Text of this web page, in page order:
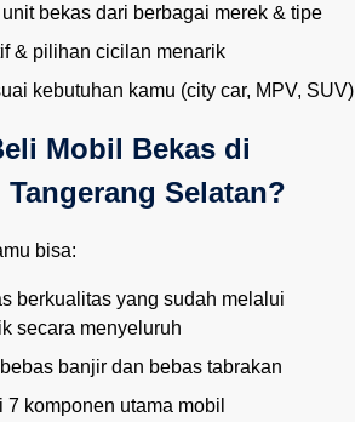
bekas dari berbagai merek & tipe
& pilihan cicilan menarik
kebutuhan kamu (city car, MPV, SUV)
Mobil Bekas di
Selatan?
bisa:
berkualitas yang sudah melalui
secara menyeluruh
banjir dan bebas tabrakan
7 komponen utama mobil